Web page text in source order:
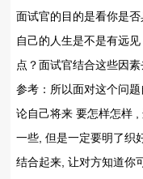
面试官的目的是看你是
自己的人生是不是有远
点？面试官结合这些因
参考：所以面对这个问
论自己将来 要怎样怎样
一些, 但是一定要明了织
结合起来, 让对方知道你